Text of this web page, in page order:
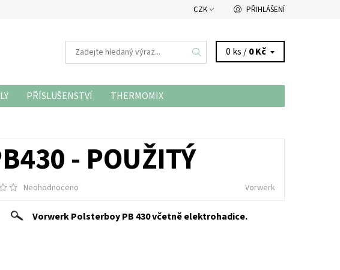
CZK PŘIHLÁŠENÍ
0 ks /0 Kč
PŘÍSLUŠENSTVÍ
THERMOMIX
- POUŽITÝ
Neohodnoceno Vorwerk
Vorwerk Polsterboy PB 430 včetně elektrohadice.